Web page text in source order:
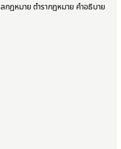
ฎหมาย ตำรากฎหมาย คำอธิบาย